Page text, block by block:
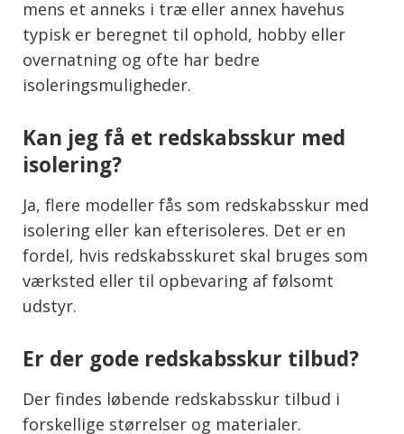
mens et anneks i træ eller annex havehus
typisk er beregnet til ophold, hobby eller
overnatning og ofte har bedre
isoleringsmuligheder.
Kan jeg få et redskabsskur med
isolering?
Ja, flere modeller fås som redskabsskur med
isolering eller kan efterisoleres. Det er en
fordel, hvis redskabsskuret skal bruges som
værksted eller til opbevaring af følsomt
udstyr.
Er der gode redskabsskur tilbud?
Der findes løbende redskabsskur tilbud i
forskellige størrelser og materialer.